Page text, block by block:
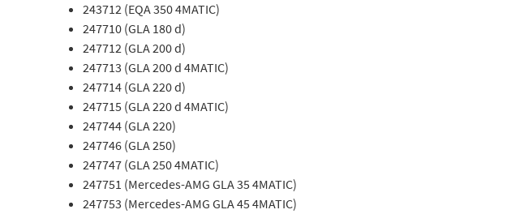
243712 (EQA 350 4MATIC)
247710 (GLA 180 d)
247712 (GLA 200 d)
247713 (GLA 200 d 4MATIC)
247714 (GLA 220 d)
247715 (GLA 220 d 4MATIC)
247744 (GLA 220)
247746 (GLA 250)
247747 (GLA 250 4MATIC)
247751 (Mercedes-AMG GLA 35 4MATIC)
247753 (Mercedes-AMG GLA 45 4MATIC)